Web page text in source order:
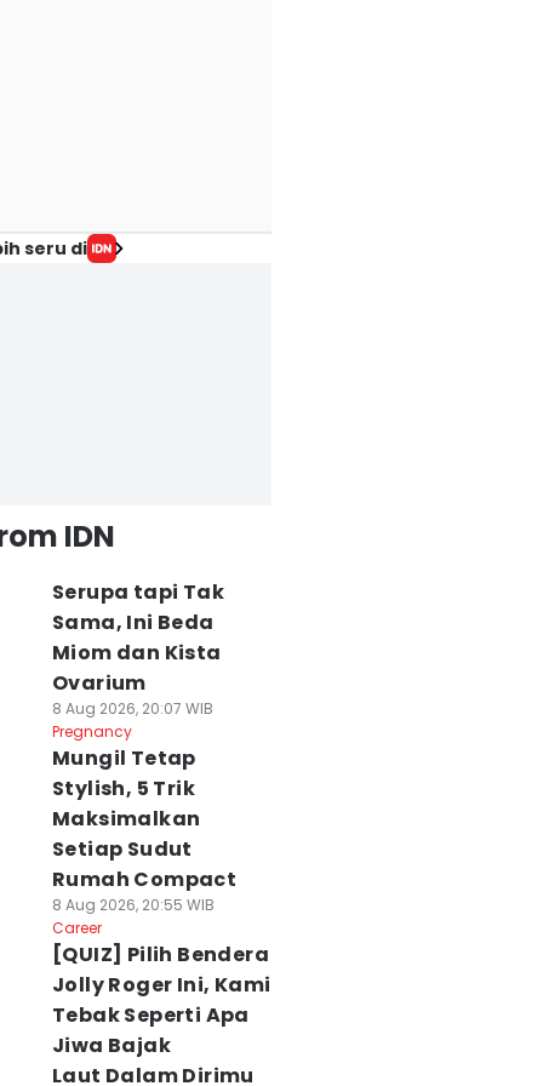
seru di
IDN
Serupa tapi Tak
Sama, Ini Beda
Miom dan Kista
Ovarium
8 Aug 2026, 20:07 WIB
Pregnancy
Mungil Tetap
Stylish, 5 Trik
Maksimalkan
Setiap Sudut
Rumah Compact
8 Aug 2026, 20:55 WIB
Career
[QUIZ] Pilih Bendera
Jolly Roger Ini, Kami
Tebak Seperti Apa
Jiwa Bajak
Laut Dalam Dirimu